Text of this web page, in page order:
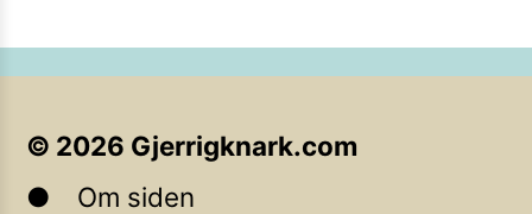
© 2026 Gjerrigknark.com
Om siden